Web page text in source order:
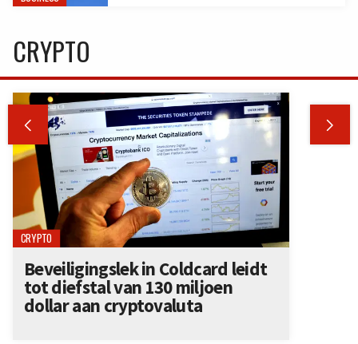
CRYPTO
 
CRYPTO
Beveiligingslek in Coldcard leidt
tot diefstal van 130 miljoen
dollar aan cryptovaluta